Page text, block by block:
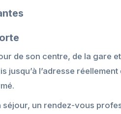
de son centre, de la gare
l’adresse
un rendez-vous